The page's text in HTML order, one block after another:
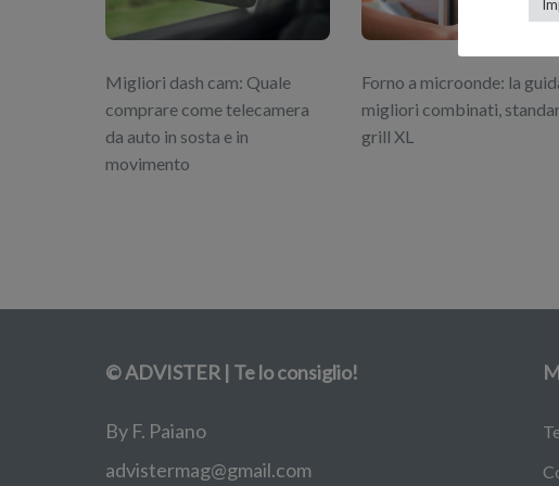
Migliori dash cam: Quale
comprare come telecamera
da auto in sosta e in
movimento
Forno a microonde: la
migliori combinati,
grill XL
© ADVISTER | Te lo consiglio!
By F. Paiano
advistermag@gmail.com